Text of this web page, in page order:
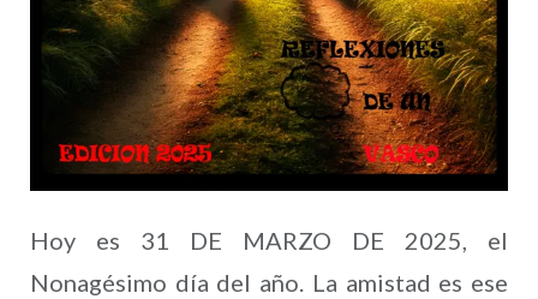
Hoy es 31 DE MARZO DE 2025, el
Nonagésimo día del año. La amistad es ese